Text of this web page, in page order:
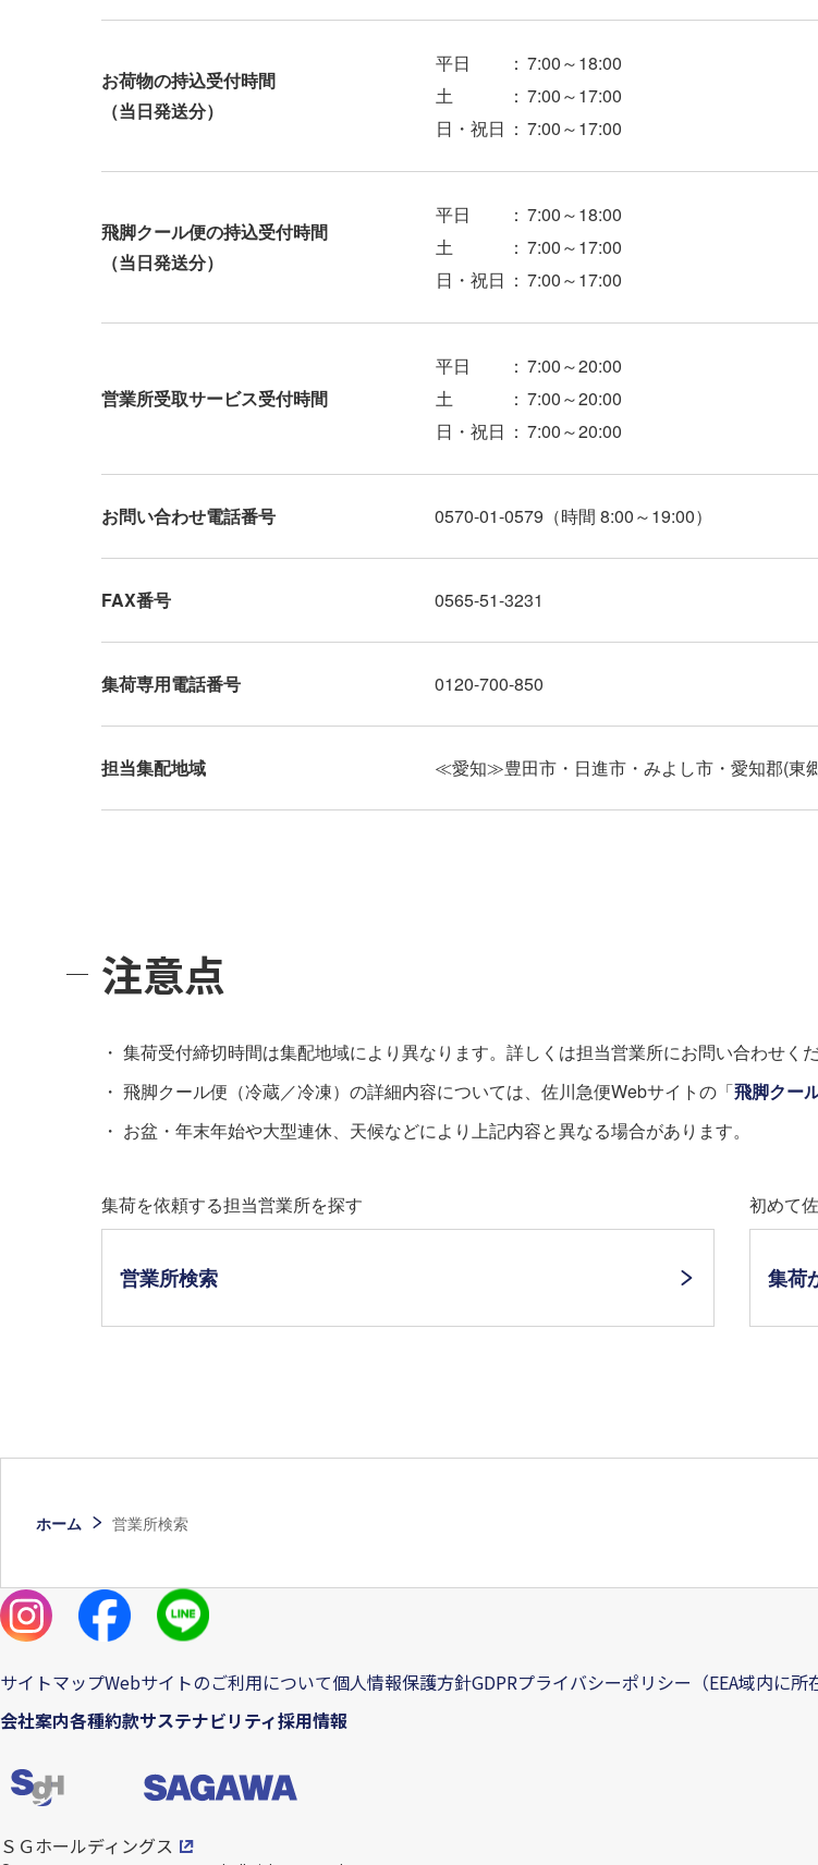
お荷物の持込受付時間
（当日発送分）
平日 ： 7:00～18:00
土
： 7:00～17:00
日・祝日 ： 7:00～17:00
飛脚クール便の持込受付時間
（当日発送分）
平日 ： 7:00～18:00
土
： 7:00～17:00
日・祝日 ： 7:00～17:00
営業所受取サービス受付時間
平日 ： 7:00～20:00
土
： 7:00～20:00
日・祝日 ： 7:00～20:00
お問い合わせ電話番号 0570-01-0579 （時間 8:00～19:00）
FAX番号 0565-51-3231
集荷専用電話番号 0120-700-850
担当集配地域 ≪愛知≫豊田市・日進市・みよし市・愛知郡(東
注意点
集荷受付締切時間は集配地域により異なります。詳しくは担当営業所にお問い合わせくだ
飛脚クール便（冷蔵／冷凍）の詳細内容については、佐川急便Webサイトの「飛脚クー
お盆・年末年始や大型連休、天候などにより上記内容と異なる場合があります。
集荷を依頼する担当営業所を探す
営業所検索
初めて
集荷
ホーム 営業所検索
サイトマップWebサイトのご利用について個人情報保護方針GDPRプライバシーポリシー（EEA域内に
会社案内各種約款サステナビリティ採用情報
ＳＧホールディングス